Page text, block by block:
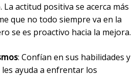
La actitud positiva se acerca más
que no todo siempre va en la
se es proactivo hacia la mejora.
: Confían en sus habilidades y
les ayuda a enfrentar los